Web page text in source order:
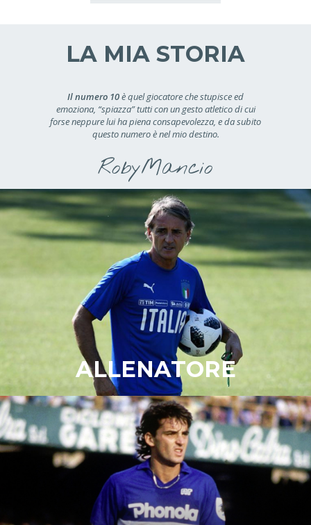
LA MIA STORIA
Il numero 10è quel giocatore che stupisce ed
emoziona, “spiazza” tutti con un gesto atletico di cui
forse neppure lui ha piena consapevolezza, e da subito
questo numero è nel mio destino.
RobyMancio
ALLENATORE
“Voglio vincere tutto!”
La mia carriera